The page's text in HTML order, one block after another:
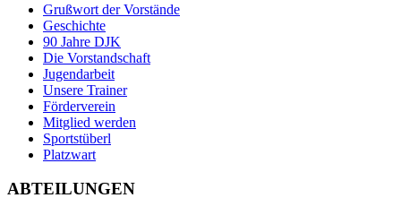
Grußwort der Vorstände
Geschichte
90 Jahre DJK
Die Vorstandschaft
Jugendarbeit
Unsere Trainer
Förderverein
Mitglied werden
Sportstüberl
Platzwart
ABTEILUNGEN